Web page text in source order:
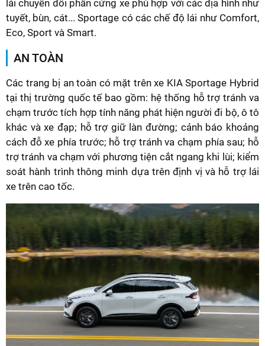
lái chuyển đổi phần cứng xe phù hợp với các địa hình như
tuyết, bùn, cát... Sportage có các chế độ lái như Comfort,
Eco, Sport và Smart.
AN TOÀN
Các trang bị an toàn có mặt trên xe KIA Sportage Hybrid
tại thị trường quốc tế bao gồm: hệ thống hỗ trợ tránh va
chạm trước tích hợp tính năng phát hiện người đi bộ, ô tô
khác và xe đạp; hỗ trợ giữ làn đường; cảnh báo khoảng
cách đỗ xe phía trước; hỗ trợ tránh va chạm phía sau; hỗ
trợ tránh va chạm với phương tiện cắt ngang khi lùi; kiểm
soát hành trình thông minh dựa trên định vị và hỗ trợ lái
xe trên cao tốc.